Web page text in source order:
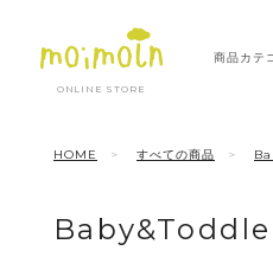
ONLINE STORE
商品カテ
HOME すべての商品